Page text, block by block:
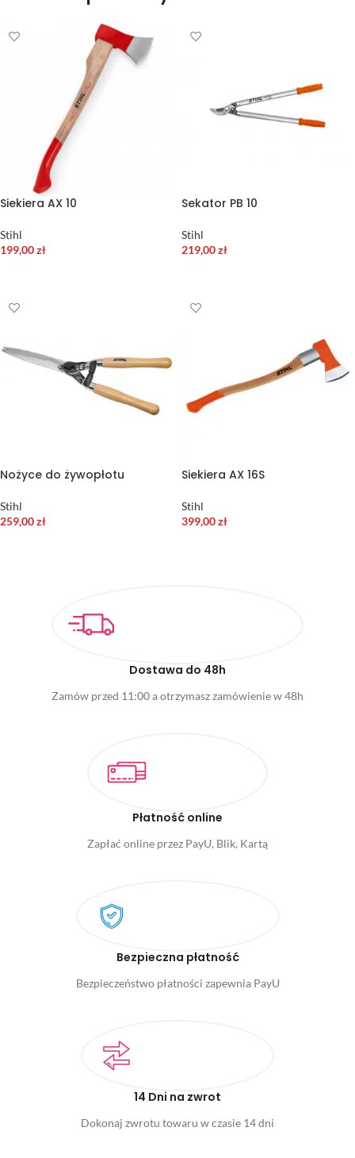
Siekiera AX 10
Stihl
199,00zł
Sekator PB 10
Stihl
219,00zł
Nożyce do żywopłotu
Stihl
259,00zł
Siekiera AX 16S
Stihl
399,00zł
Dostawa do 48h
Zamów przed 11:00 a otrzymasz zamówienie w 48h
Płatność online
Zapłać online przez PayU, Blik, Kartą
Bezpieczna płatność
Bezpieczeństwo płatności zapewnia PayU
14 Dni na zwrot
Dokonaj zwrotu towaru w czasie 14 dni